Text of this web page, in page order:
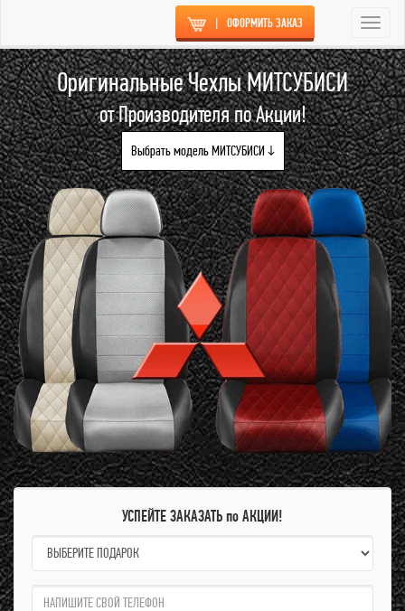
| ОФОРМИТЬ ЗАКАЗ
Оригинальные Чехлы МИТСУБИСИ
от Производителя по Акции!
Выбрать модель МИТСУБИСИ ↓
УСПЕЙТЕ ЗАКАЗАТЬ по АКЦИИ!
name:
qzw: